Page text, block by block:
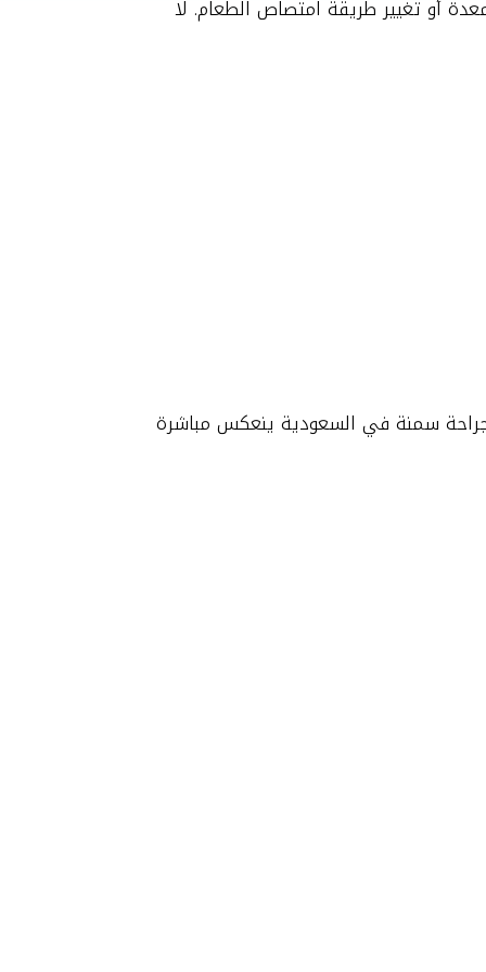
أو تغيير طريقة امتصاص الطعام. لا
جراحة سمنة في السعودية ينعكس مباشرة